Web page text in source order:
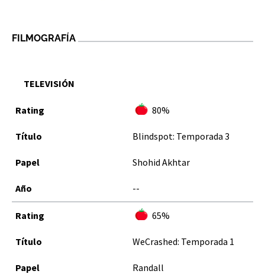
FILMOGRAFÍA
TELEVISIÓN
80%
Blindspot: Temporada 3
Shohid Akhtar
--
65%
WeCrashed: Temporada 1
Randall